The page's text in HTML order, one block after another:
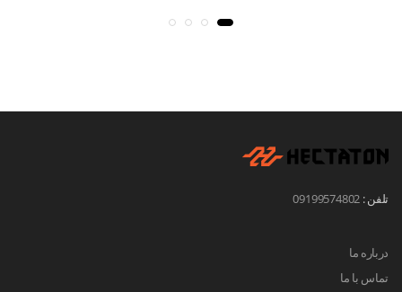
تلفن : 09199574802
درباره ما
تماس با ما